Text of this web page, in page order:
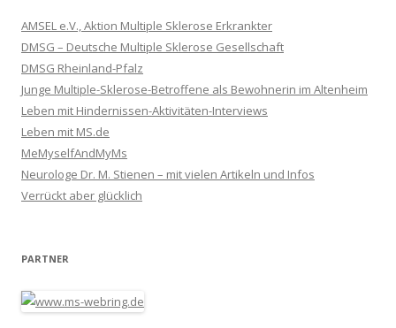
AMSEL e.V., Aktion Multiple Sklerose Erkrankter
DMSG – Deutsche Multiple Sklerose Gesellschaft
DMSG Rheinland-Pfalz
Junge Multiple-Sklerose-Betroffene als Bewohnerin im Altenheim
Leben mit Hindernissen-Aktivitäten-Interviews
Leben mit MS.de
MeMyselfAndMyMs
Neurologe Dr. M. Stienen – mit vielen Artikeln und Infos
Verrückt aber glücklich
PARTNER